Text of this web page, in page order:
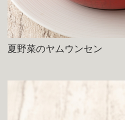
夏野菜のヤムウンセン